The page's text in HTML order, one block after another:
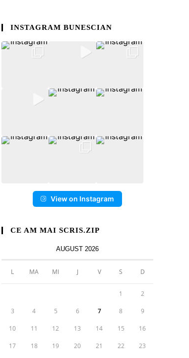
INSTAGRAM BUNESCIAN
View on Instagram
CE AM MAI SCRIS.ZIP
AUGUST 2026
L MA MI J V S D
1 2
3 4 5 6 7 8 9
10 11 12 13 14 15 16
17 18 19 20 21 22 23